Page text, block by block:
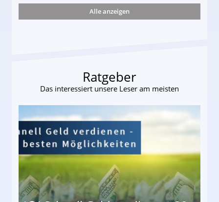
entführten seine Hündin "Hanni"!
Alle anzeigen
Ratgeber
Das interessiert unsere Leser am meisten